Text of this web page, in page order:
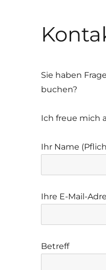
Sie haben
buchen?
Ich freue mich
Ihr Name
Ihre E-Mail-
Betreff